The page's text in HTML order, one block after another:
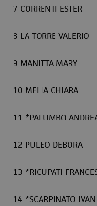
7 CORRENTI ESTER
8 LA TORRE VALERIO
9 MANITTA MARY
10 MELIA CHIARA
11 *PALUMBO
12 PULEO DEBORA
13 *RICUPATI
14 *SCARPINATO IVAN